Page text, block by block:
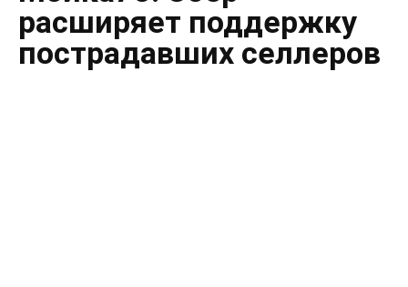
расширяет поддержку
пострадавших селлеров